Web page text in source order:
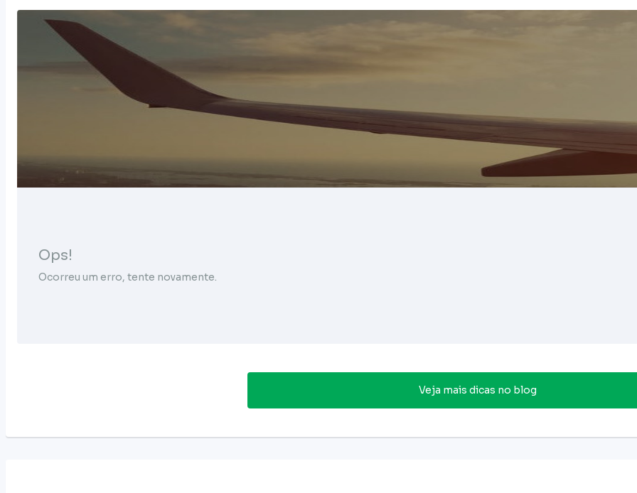
Ops!
Ocorreu um erro, tente novamente.
Veja mais dicas no blog